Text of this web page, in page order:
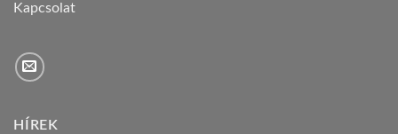
Kapcsolat
HÍREK